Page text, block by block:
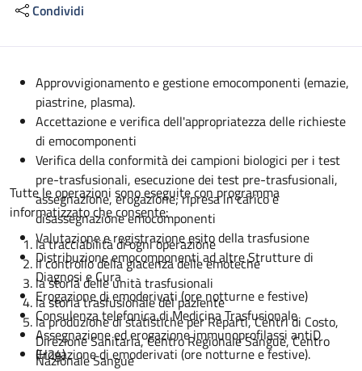
Condividi
Descrizione
Approvvigionamento e gestione emocomponenti (emazie,
piastrine, plasma).
Accettazione e verifica dell'appropriatezza delle richieste
di emocomponenti
Verifica della conformità dei campioni biologici per i test
pre-trasfusionali, esecuzione dei test pre-trasfusionali,
assegnazione, erogazione; ripresa in carico e
disassegnazione emocomponenti
Valutazione e registrazione esito della trasfusione
Distribuzione emocomponenti ad altre Strutture di
Diagnosi e Cura
Erogazione di emoderivati (ore notturne e festive)
Consulenza telefonica di Medicina Trasfusionale
Assegnazione ed erogazione immunoprofilassi antiD
(H24)
Tutte le operazioni sono eseguite con programma
informatizzato che consente:
la tracciabilità di ogni operazione
il controllo della giacenza delle emoteche
la storia delle unità trasfusionali
la storia trasfusionale del paziente
la produzione di statistiche per Reparti, Centri di Costo,
Direzione Sanitaria, Centro Regionale Sangue, Centro
Nazionale Sangue
Erogazione di emoderivati (ore notturne e festive).